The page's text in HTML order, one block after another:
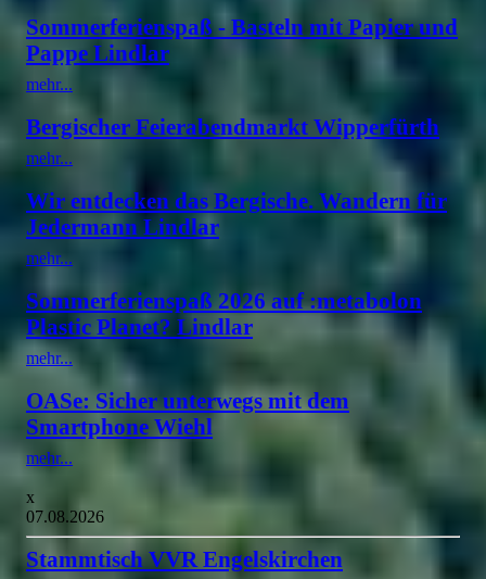
Sommerferienspaß - Basteln mit Papier und
Pappe Lindlar
mehr...
Bergischer Feierabendmarkt Wipperfürth
mehr...
Wir entdecken das Bergische. Wandern für
Jedermann Lindlar
mehr...
Sommerferienspaß 2026 auf :metabolon
Plastic Planet? Lindlar
mehr...
OASe: Sicher unterwegs mit dem
Smartphone Wiehl
mehr...
x
07.08.2026
Stammtisch VVR Engelskirchen